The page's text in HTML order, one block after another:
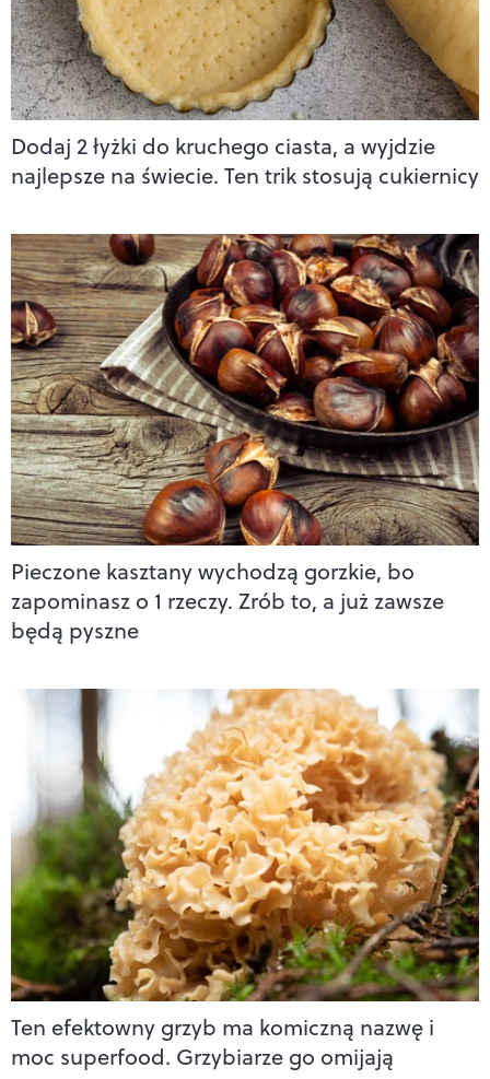
Dodaj 2 łyżki do kruchego ciasta, a wyjdzie
najlepsze na świecie. Ten trik stosują cukiernicy
Pieczone kasztany wychodzą gorzkie, bo
zapominasz o 1 rzeczy. Zrób to, a już zawsze
będą pyszne
Ten efektowny grzyb ma komiczną nazwę i
moc superfood. Grzybiarze go omijają